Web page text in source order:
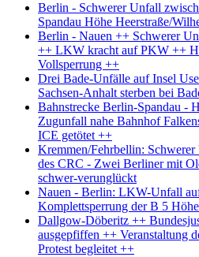
Berlin - Schwerer Unfall
Spandau Höhe Heerstraße/
Berlin - Nauen ++ Schwerer
++ LKW kracht auf PKW ++
Vollsperrung ++
Drei Bade-Unfälle auf Insel
Sachsen-Anhalt sterben bei
Bahnstrecke Berlin-Spandau -
Zugunfall nahe Bahnhof
ICE getötet ++
Kremmen/Fehrbellin:
des CRC - Zwei Berliner mit
schwer-verunglückt
Nauen - Berlin: LKW-Unfall
Komplettsperrung der B 5
Dallgow-Döberitz ++
ausgepfiffen ++ Veranstaltung
Protest begleitet ++